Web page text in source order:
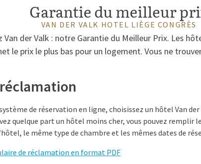
Garantie du meilleur
VAN DER VALK HOTEL LIÈGE CONGRÈS
Van der Valk : notre Garantie du Meilleur Prix. Les
le prix le plus bas pour un logement. Vous ne
de réservation en ligne, choisissez un hôtel Van
quelque part un hôtel moins cher, vous pouvez
le même type de chambre et les mêmes dates de
de réclamation en format PDF